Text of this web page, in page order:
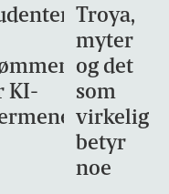
KI-
Troya,
myter
og det
som
virkelig
betyr
noe